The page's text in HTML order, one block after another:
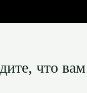
что вам